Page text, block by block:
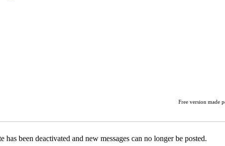
Free version made
has been deactivated and new messages can no longer be posted.